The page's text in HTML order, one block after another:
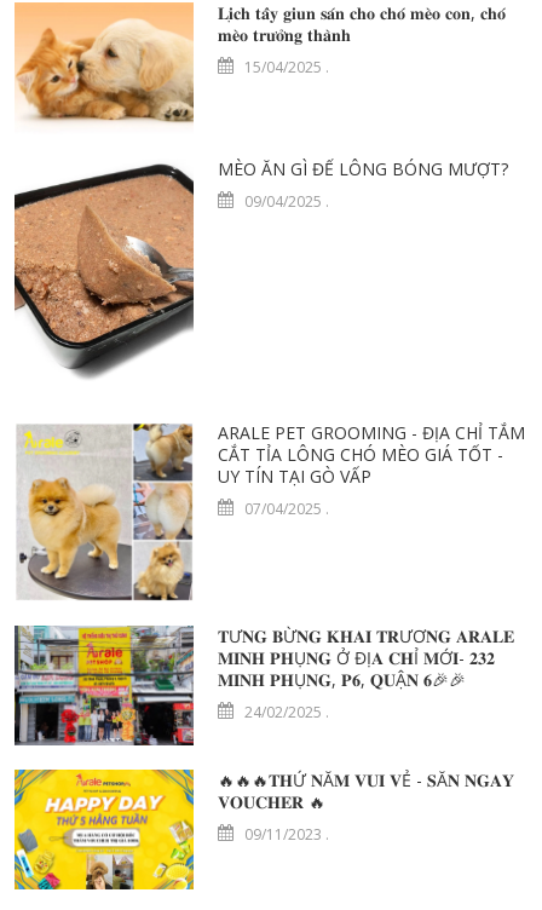
𝐋𝐢̣𝐜𝐡 𝐭𝐚̂̉𝐲 𝐠𝐢𝐮𝐧 𝐬𝐚́𝐧 𝐜𝐡𝐨 𝐜𝐡𝐨́ 𝐦𝐞̀𝐨 𝐜𝐨𝐧, 𝐜𝐡𝐨́
𝐦𝐞̀𝐨 𝐭𝐫𝐮̛𝐨̛̉𝐧𝐠 𝐭𝐡𝐚̀𝐧𝐡
15/04/2025 .
MÈO ĂN GÌ ĐỂ LÔNG BÓNG MƯỢT?
09/04/2025 .
ARALE PET GROOMING - ĐỊA CHỈ TẮM
CẮT TỈA LÔNG CHÓ MÈO GIÁ TỐT -
UY TÍN TẠI GÒ VẤP
07/04/2025 .
𝐓Ư𝐍𝐆 𝐁Ừ𝐍𝐆 𝐊𝐇𝐀𝐈 𝐓𝐑ƯƠ𝐍𝐆 𝐀𝐑𝐀𝐋𝐄
𝐌𝐈𝐍𝐇 𝐏𝐇Ụ𝐍𝐆 Ở ĐỊ𝐀 𝐂𝐇Ỉ 𝐌Ớ𝐈- 𝟐𝟑𝟐
𝐌𝐈𝐍𝐇 𝐏𝐇Ụ𝐍𝐆, 𝐏𝟔, 𝐐𝐔Ậ𝐍 𝟔🎉🎉
24/02/2025 .
🔥🔥🔥𝐓𝐇Ứ 𝐍Ă𝐌 𝐕𝐔𝐈 𝐕Ẻ - 𝐒Ă𝐍 𝐍𝐆𝐀𝐘
𝐕𝐎𝐔𝐂𝐇𝐄𝐑 🔥
09/11/2023 .